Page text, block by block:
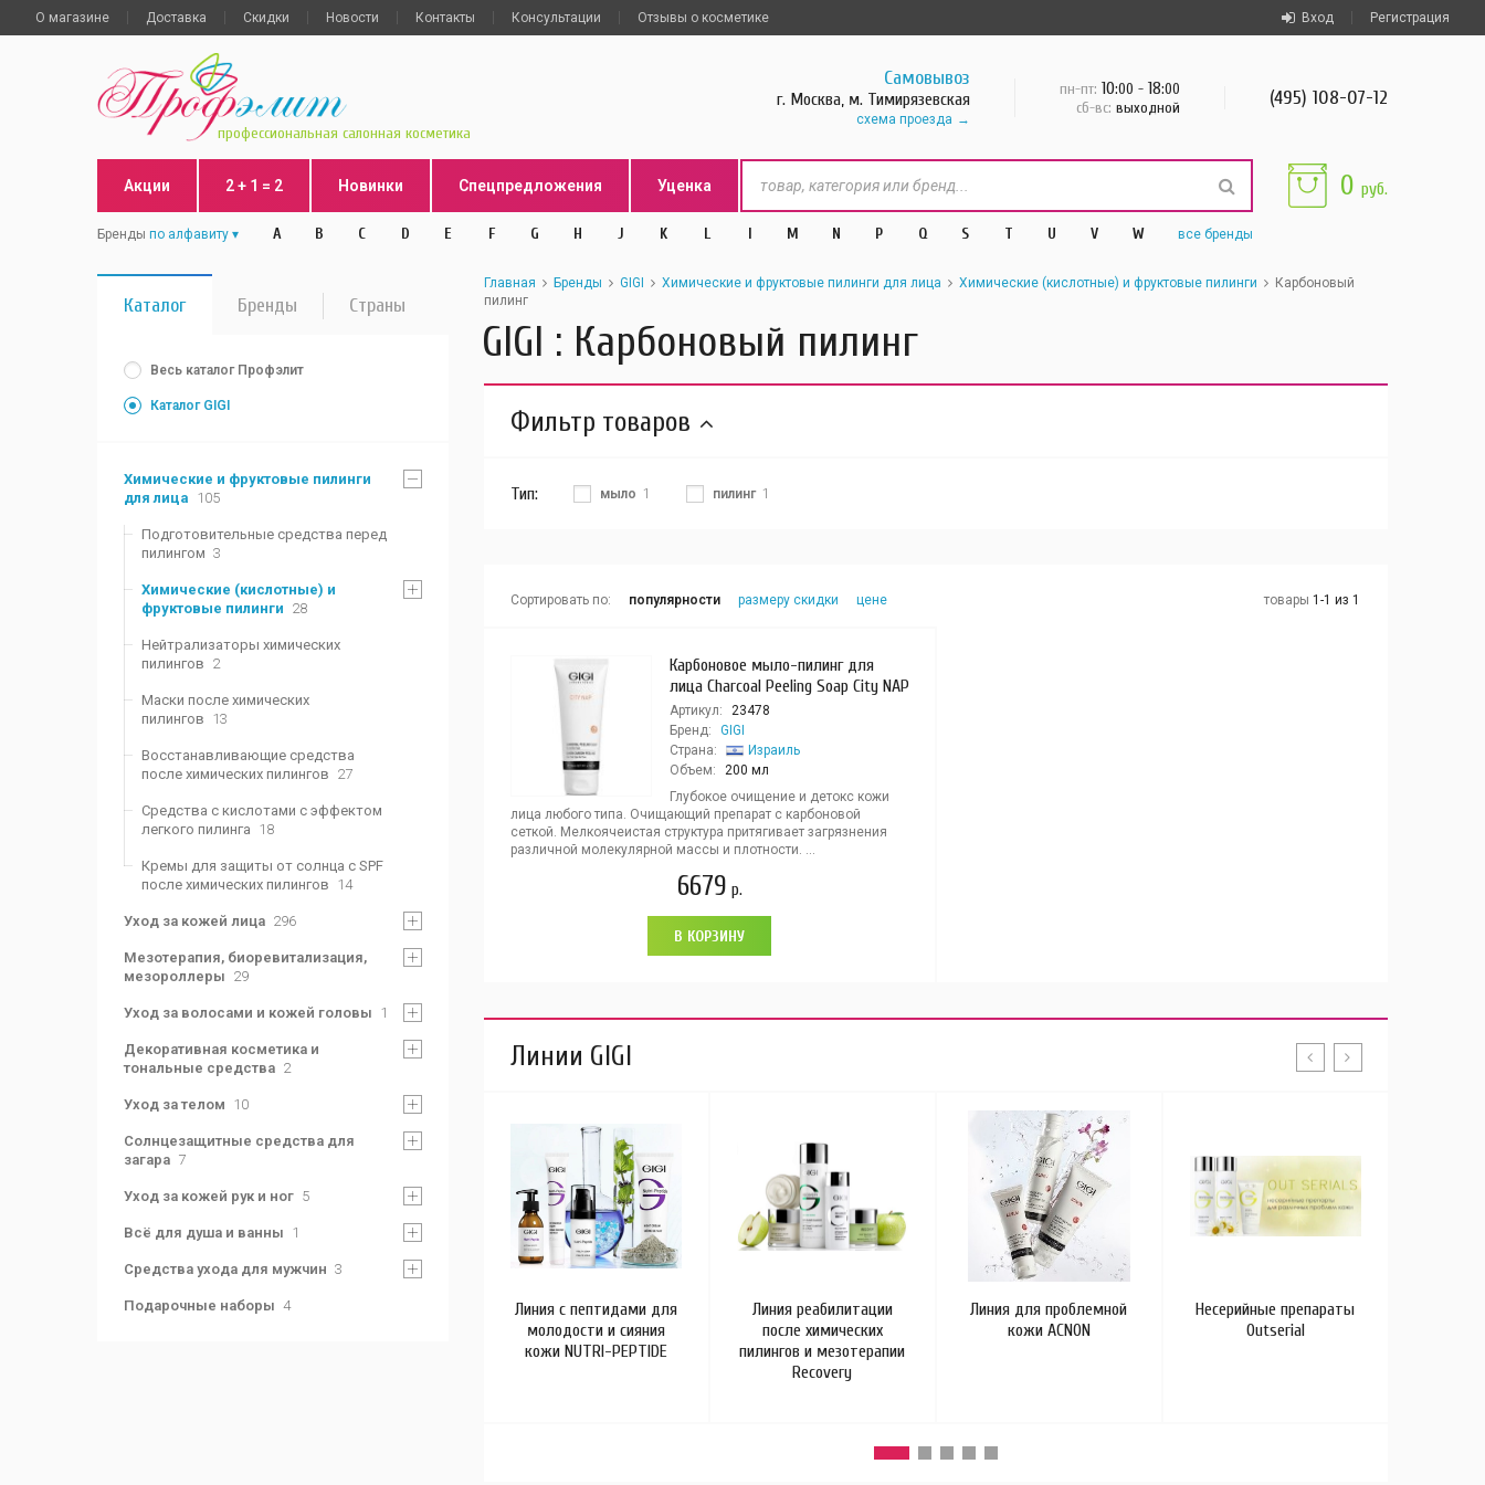
Вход Регистрация
О магазине Доставка Скидки Новости Контакты Консультации Отзывы о косметике
профессиональная салонная косметика
Самовывоз
г. Москва, м. Тимирязевская
схема проезда
пн-пт: 10:00 - 18:00
сб-вс: выходной (495) 108-07-12
Акции 2 + 1 = 2 Новинки Спецпредложения Уценка
Бренды по алфавиту A B C D E F G H J K L l M N P Q S T U V W все бренды
0 руб.
Каталог Бренды Страны
Весь каталог Профэлит
Каталог GIGI
Химические и фруктовые пилинги
для лица 105
Подготовительные средства перед
пилингом 3
Химические (кислотные) и
фруктовые пилинги 28
Нейтрализаторы химических
пилингов 2
Маски после химических
пилингов 13
Восстанавливающие средства
после химических пилингов 27
Средства с кислотами с эффектом
легкого пилинга 18
Кремы для защиты от солнца с SPF
после химических пилингов 14
Уход за кожей лица 296
Мезотерапия, биоревитализация,
мезороллеры 29
Уход за волосами и кожей головы 1
Декоративная косметика и
тональные средства 2
Уход за телом 10
Солнцезащитные средства для
загара 7
Уход за кожей рук и ног 5
Всё для душа и ванны 1
Средства ухода для мужчин 3
Подарочные наборы 4
Главная Бренды GIGI Химические и фруктовые пилинги для лица Химические (кислотные) и фруктовые пилинги
Карбоновый
пилинг
GIGI : Карбоновый пилинг
Фильтр товаров
Тип: мыло 1 пилинг 1
Сортировать по: популярности размеру скидки цене товары 1-1 из 1
Карбоновое мыло-пилинг для
лица Charcoal Peeling Soap City NAP
Артикул:
23478
Бренд:
GIGI
Страна:
Израиль
Объем:
200 мл
Глубокое очищение и детокс кожи
лица любого типа. Очищающий препарат с карбоновой
сеткой. Мелкоячеистая структура притягивает загрязнения
различной молекулярной массы и плотности. ...
6679 р.
В КОРЗИНУ
Линии GIGI
Линия с пептидами для
молодости и сияния
кожи NUTRI-PEPTIDE
Линия реабилитации
после химических
пилингов и мезотерапии
Recovery
Линия для проблемной
кожи ACNON
Несерийные препараты
Outserial